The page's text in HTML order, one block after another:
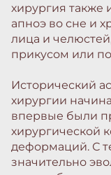
хирургия также
апноэ во сне и
лица и
прикусом или
Исторический
хирургии
впервые были
хирургической
деформаций. С
значительно